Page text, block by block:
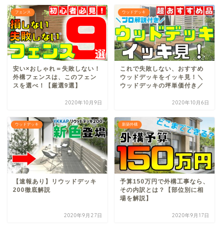
フェンス
安い×おしゃれ＝失敗しない！
外構フェンスは、このフェン
スを選べ！【厳選9選】
2020年10月9日
ウッドデッキ
これで失敗しない、おすすめ
ウッドデッキをイッキ見！＼
ウッドデッキの坪単価付き／
2020年10月6日
ウッドデッキ
【速報あり】リウッドデッキ
200徹底解説
2020年9月27日
新築外構
予算150万円で外構工事なら、
その内訳とは？【部位別に相
場を解説】
2020年9月17日